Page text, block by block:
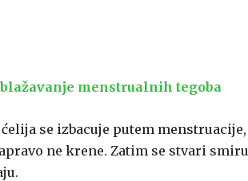
menstrualnih tegoba
se izbacuje putem
ne krene. Zatim se stvari